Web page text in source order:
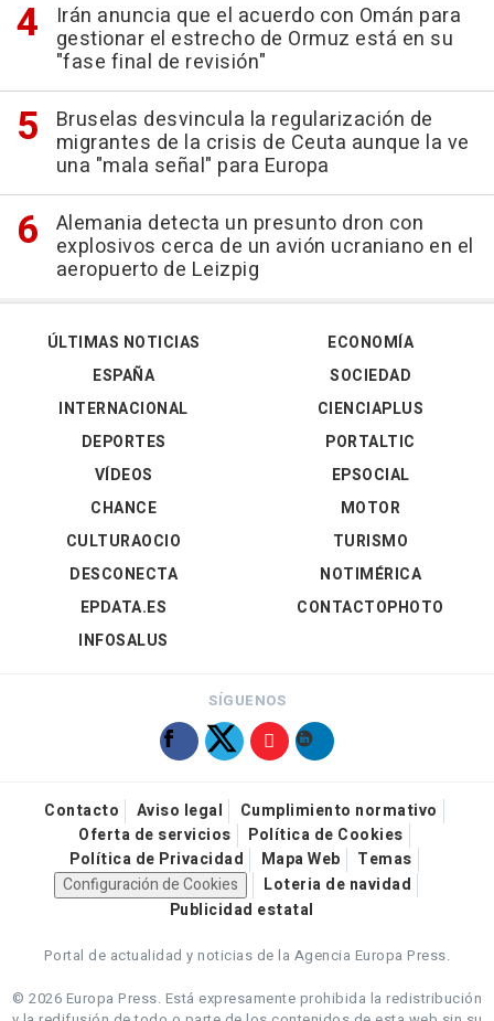
Irán anuncia que el acuerdo con Omán para
gestionar el estrecho de Ormuz está en su
"fase final de revisión"
Bruselas desvincula la regularización de
migrantes de la crisis de Ceuta aunque la ve
una "mala señal" para Europa
Alemania detecta un presunto dron con
explosivos cerca de un avión ucraniano en el
aeropuerto de Leizpig
ÚLTIMAS NOTICIAS
ESPAÑA
INTERNACIONAL
DEPORTES
VÍDEOS
ECONOMÍA
SOCIEDAD
CIENCIAPLUS
PORTALTIC
EPSOCIAL
CHANCE
CULTURAOCIO
DESCONECTA
EPDATA.ES
INFOSALUS
MOTOR
TURISMO
NOTIMÉRICA
CONTACTOPHOTO
SÍGUENOS
Contacto Aviso legal
Cumplimiento normativo
Oferta de servicios
Política de Cookies
Política de Privacidad
Mapa Web
Temas
Configuración de Cookies
Loteria de navidad
Publicidad estatal
Portal de actualidad y noticias de la Agencia Europa Press.
© 2026 Europa Press. Está expresamente prohibida la redistribución